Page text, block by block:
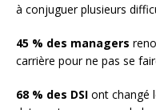
à conjuguer plusieurs
45 % des managers
carrière pour ne pas se
68 % des DSI ont changé